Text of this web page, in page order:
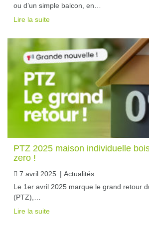
ou d’un simple balcon, en…
Lire la suite
PTZ 2025 maison individuelle
zero !
7 avril 2025 | Actualités
Le 1er avril 2025 marque le grand retour
(PTZ),…
Lire la suite